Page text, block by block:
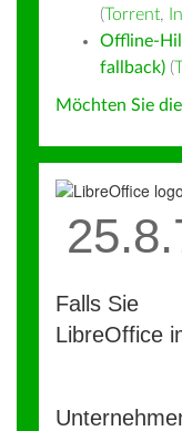
(Torrent,
Offline-
fallback) (
Möchten Sie
Falls Sie
LibreOffice